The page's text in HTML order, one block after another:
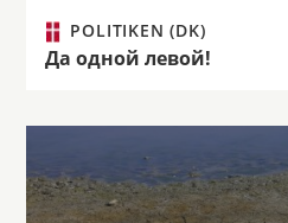
POLITIKEN (DK)
Да одной левой!